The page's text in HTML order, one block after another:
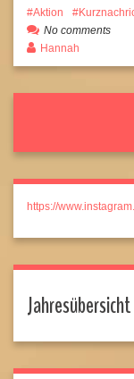
Aktion
No comments
Hannah
https://
Jahresübersicht